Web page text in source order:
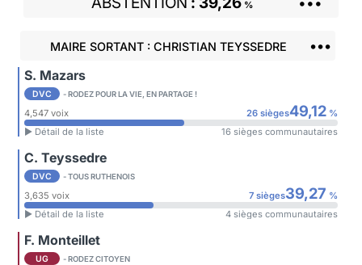
%
MAIRE SORTANT : CHRISTIAN TEYSSEDRE •••
S. Mazars
DVC - RODEZ POUR LA VIE, EN PARTAGE !
4,547 voix 26 sièges49,12%
► Détail de la liste
16 sièges communautaires
C. Teyssedre
DVC - TOUS RUTHENOIS
3,635 voix 7 sièges39,27 %
► Détail de la liste
4 sièges communautaires
F. Monteillet
UG - RODEZ CITOYEN